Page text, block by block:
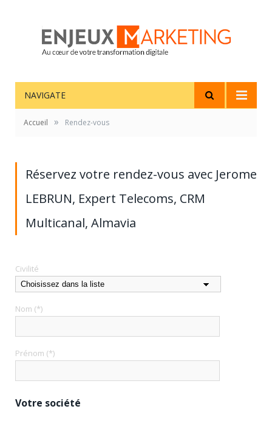
NAVIGATE
Accueil » Rendez-vous
Réservez votre rendez-vous avec Jerome
LEBRUN, Expert Telecoms, CRM
Multicanal, Almavia
Civilité
Nom (*)
Prénom (*)
Votre société